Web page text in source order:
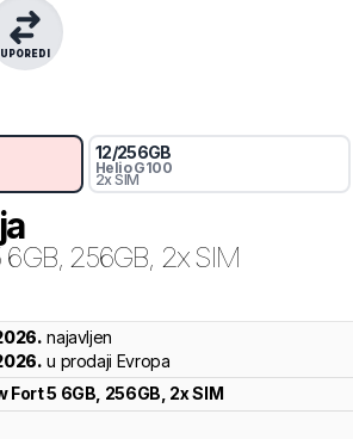
UPOREDI
12/256GB
Helio G100
2x SIM
6GB, 256GB, 2x SIM
najavljen
u prodaji Evropa
Fort 5 6GB, 256GB, 2x SIM